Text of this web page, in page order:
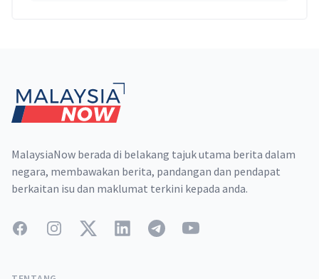
MalaysiaNow berada di belakang tajuk utama berita dalam
negara, membawakan berita, pandangan dan pendapat
berkaitan isu dan maklumat terkini kepada anda.
FacebookInstagramTwitterLinkedInTelegramYouTube